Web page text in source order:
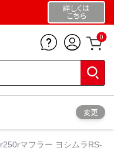
詳しくは
こちら
0
変更
マフラー ヨシムラRS-